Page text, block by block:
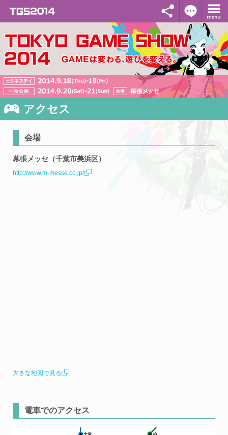
アクセス
会場
幕張メッセ（千葉市美浜区）
http://www.m-messe.co.jp/
大きな地図で見る
電車でのアクセス